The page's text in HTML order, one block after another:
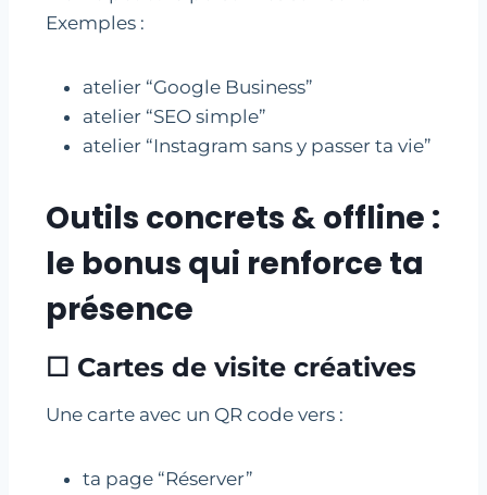
Exemples :
atelier “Google Business”
atelier “SEO simple”
atelier “Instagram sans y passer ta vie”
Outils concrets & offline :
le bonus qui renforce ta
présence
☐ Cartes de visite créatives
Une carte avec un QR code vers :
ta page “Réserver”